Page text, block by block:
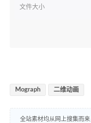
文件大小
Mograph 二维动画
全站素材均从网上搜集而